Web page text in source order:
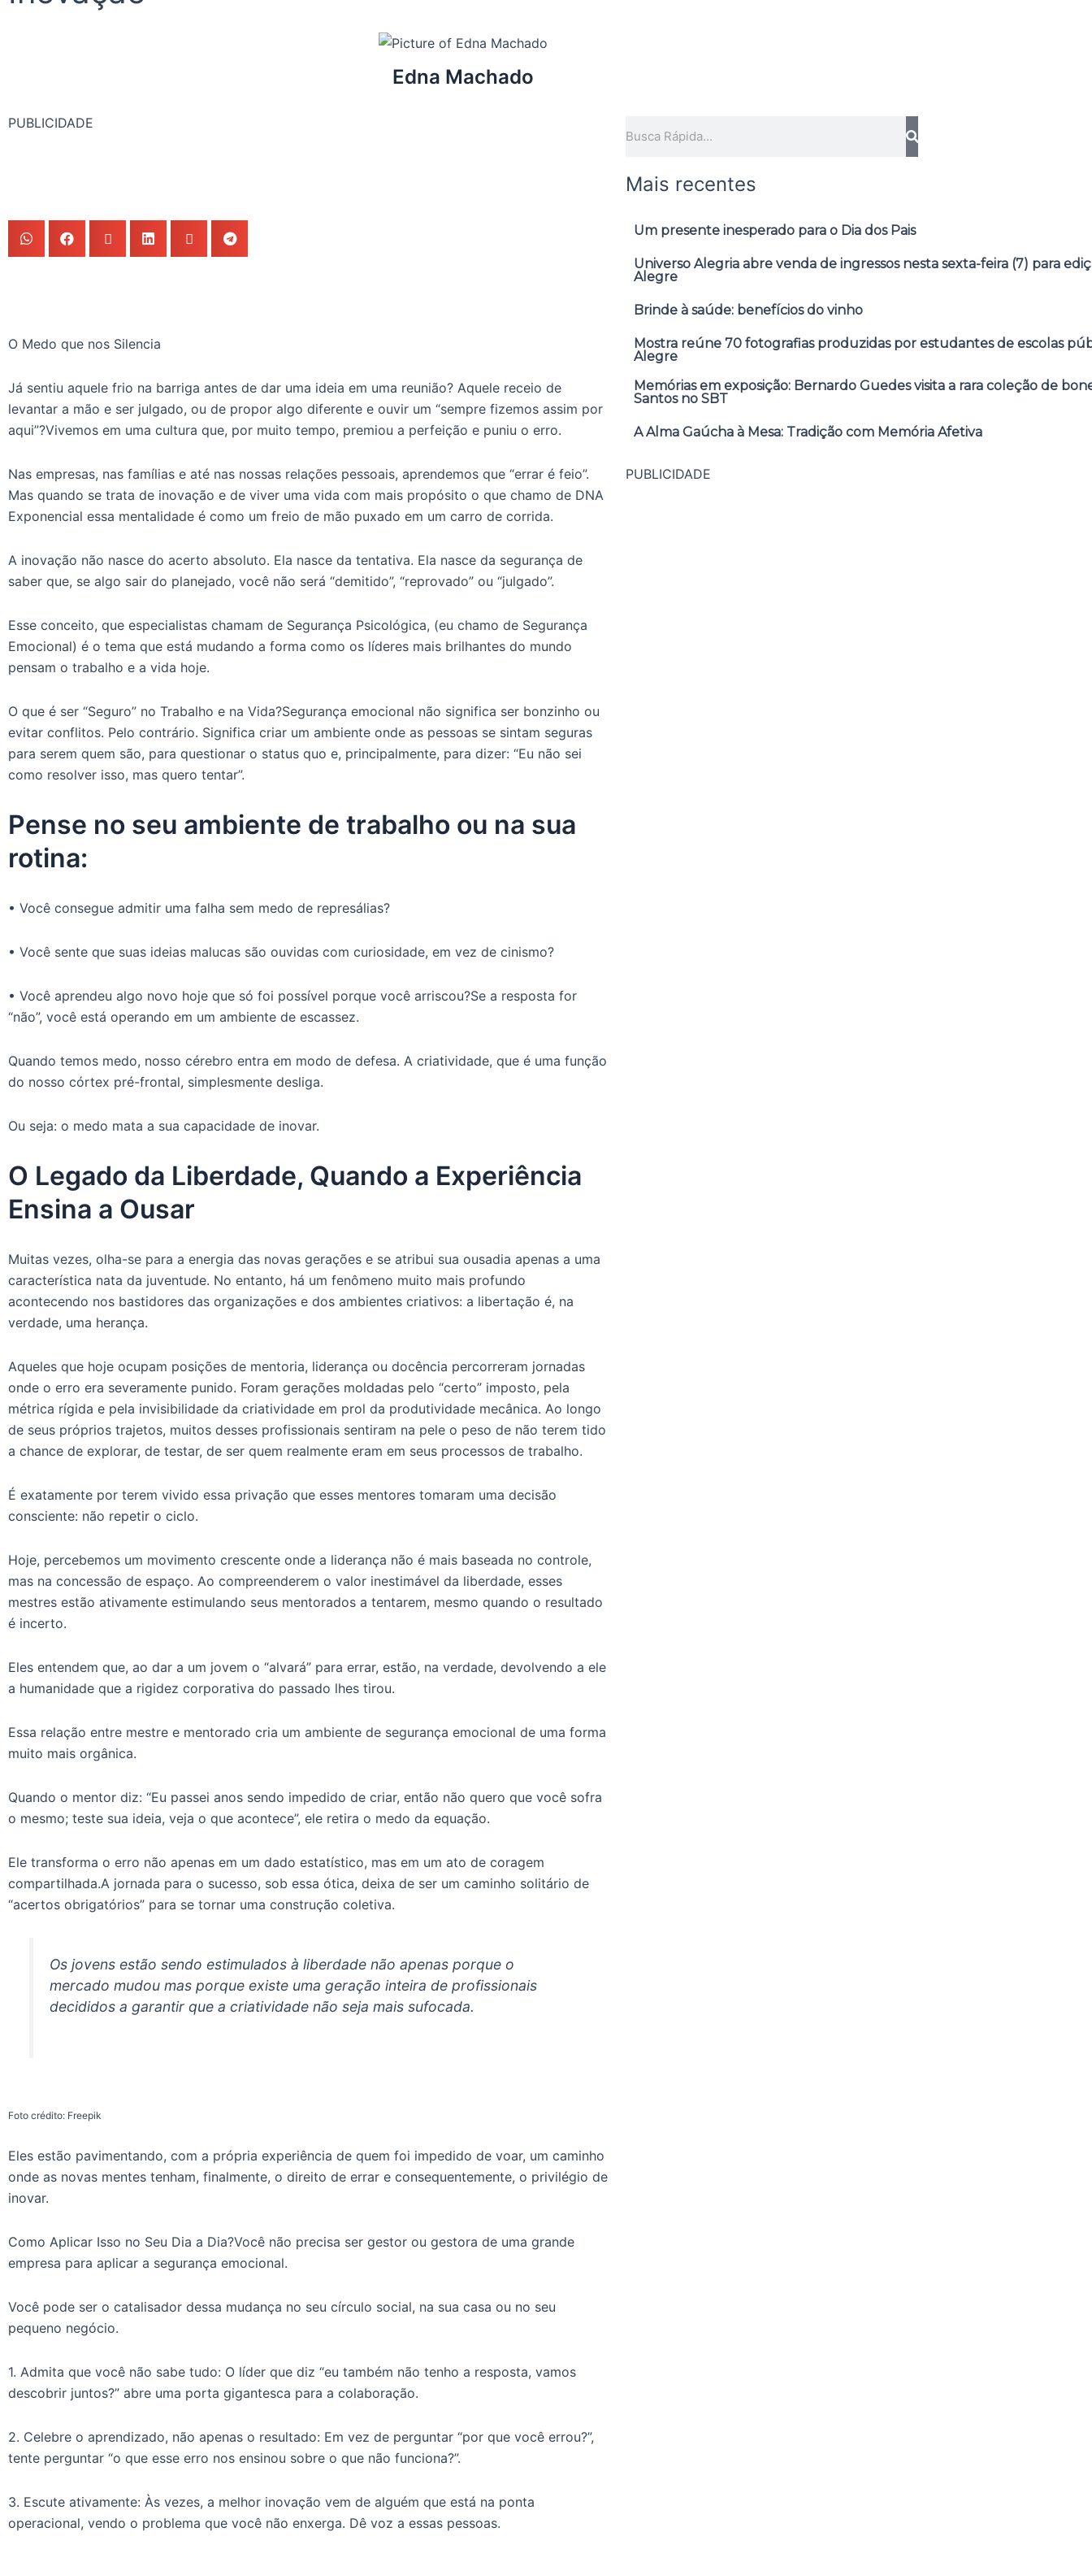
Edna Machado
PUBLICIDADE
O Medo que nos Silencia
Já sentiu aquele frio na barriga antes de dar uma ideia em uma reunião? Aquele receio de
levantar a mão e ser julgado, ou de propor algo diferente e ouvir um “sempre fizemos assim por
aqui”?Vivemos em uma cultura que, por muito tempo, premiou a perfeição e puniu o erro.
Nas empresas, nas famílias e até nas nossas relações pessoais, aprendemos que “errar é feio”.
Mas quando se trata de inovação e de viver uma vida com mais propósito o que chamo de DNA
Exponencial essa mentalidade é como um freio de mão puxado em um carro de corrida.
A inovação não nasce do acerto absoluto. Ela nasce da tentativa. Ela nasce da segurança de
saber que, se algo sair do planejado, você não será “demitido”, “reprovado” ou “julgado”.
Esse conceito, que especialistas chamam de Segurança Psicológica, (eu chamo de Segurança
Emocional) é o tema que está mudando a forma como os líderes mais brilhantes do mundo
pensam o trabalho e a vida hoje.
O que é ser “Seguro” no Trabalho e na Vida?Segurança emocional não significa ser bonzinho ou
evitar conflitos. Pelo contrário. Significa criar um ambiente onde as pessoas se sintam seguras
para serem quem são, para questionar o status quo e, principalmente, para dizer: “Eu não sei
como resolver isso, mas quero tentar”.
Pense no seu ambiente de trabalho ou na sua
rotina:
• Você consegue admitir uma falha sem medo de represálias?
• Você sente que suas ideias malucas são ouvidas com curiosidade, em vez de cinismo?
• Você aprendeu algo novo hoje que só foi possível porque você arriscou?Se a resposta for
“não”, você está operando em um ambiente de escassez.
Quando temos medo, nosso cérebro entra em modo de defesa. A criatividade, que é uma função
do nosso córtex pré-frontal, simplesmente desliga.
Ou seja: o medo mata a sua capacidade de inovar.
O Legado da Liberdade, Quando a Experiência
Ensina a Ousar
Muitas vezes, olha-se para a energia das novas gerações e se atribui sua ousadia apenas a uma
característica nata da juventude. No entanto, há um fenômeno muito mais profundo
acontecendo nos bastidores das organizações e dos ambientes criativos: a libertação é, na
verdade, uma herança.
Aqueles que hoje ocupam posições de mentoria, liderança ou docência percorreram jornadas
onde o erro era severamente punido. Foram gerações moldadas pelo “certo” imposto, pela
métrica rígida e pela invisibilidade da criatividade em prol da produtividade mecânica. Ao longo
de seus próprios trajetos, muitos desses profissionais sentiram na pele o peso de não terem tido
a chance de explorar, de testar, de ser quem realmente eram em seus processos de trabalho.
É exatamente por terem vivido essa privação que esses mentores tomaram uma decisão
consciente: não repetir o ciclo.
Hoje, percebemos um movimento crescente onde a liderança não é mais baseada no controle,
mas na concessão de espaço. Ao compreenderem o valor inestimável da liberdade, esses
mestres estão ativamente estimulando seus mentorados a tentarem, mesmo quando o resultado
é incerto.
Eles entendem que, ao dar a um jovem o “alvará” para errar, estão, na verdade, devolvendo a ele
a humanidade que a rigidez corporativa do passado lhes tirou.
Essa relação entre mestre e mentorado cria um ambiente de segurança emocional de uma forma
muito mais orgânica.
Quando o mentor diz: “Eu passei anos sendo impedido de criar, então não quero que você sofra
o mesmo; teste sua ideia, veja o que acontece”, ele retira o medo da equação.
Ele transforma o erro não apenas em um dado estatístico, mas em um ato de coragem
compartilhada.A jornada para o sucesso, sob essa ótica, deixa de ser um caminho solitário de
“acertos obrigatórios” para se tornar uma construção coletiva.
Os jovens estão sendo estimulados à liberdade não apenas porque o
mercado mudou mas porque existe uma geração inteira de profissionais
decididos a garantir que a criatividade não seja mais sufocada.
Foto crédito: Freepik
Eles estão pavimentando, com a própria experiência de quem foi impedido de voar, um caminho
onde as novas mentes tenham, finalmente, o direito de errar e consequentemente, o privilégio de
inovar.
Como Aplicar Isso no Seu Dia a Dia?Você não precisa ser gestor ou gestora de uma grande
empresa para aplicar a segurança emocional.
Você pode ser o catalisador dessa mudança no seu círculo social, na sua casa ou no seu
pequeno negócio.
1. Admita que você não sabe tudo: O líder que diz “eu também não tenho a resposta, vamos
descobrir juntos?” abre uma porta gigantesca para a colaboração.
2. Celebre o aprendizado, não apenas o resultado: Em vez de perguntar “por que você errou?”,
tente perguntar “o que esse erro nos ensinou sobre o que não funciona?”.
3. Escute ativamente: Às vezes, a melhor inovação vem de alguém que está na ponta
operacional, vendo o problema que você não enxerga. Dê voz a essas pessoas.
Mais recentes
Um presente inesperado para o Dia dos Pais
Universo Alegria abre venda de ingressos nesta sexta-feira (7) para
Alegre
Brinde à saúde: benefícios do vinho
Mostra reúne 70 fotografias produzidas por estudantes de escolas
Alegre
Memórias em exposição: Bernardo Guedes visita a rara coleção de
Santos no SBT
A Alma Gaúcha à Mesa: Tradição com Memória Afetiva
PUBLICIDADE